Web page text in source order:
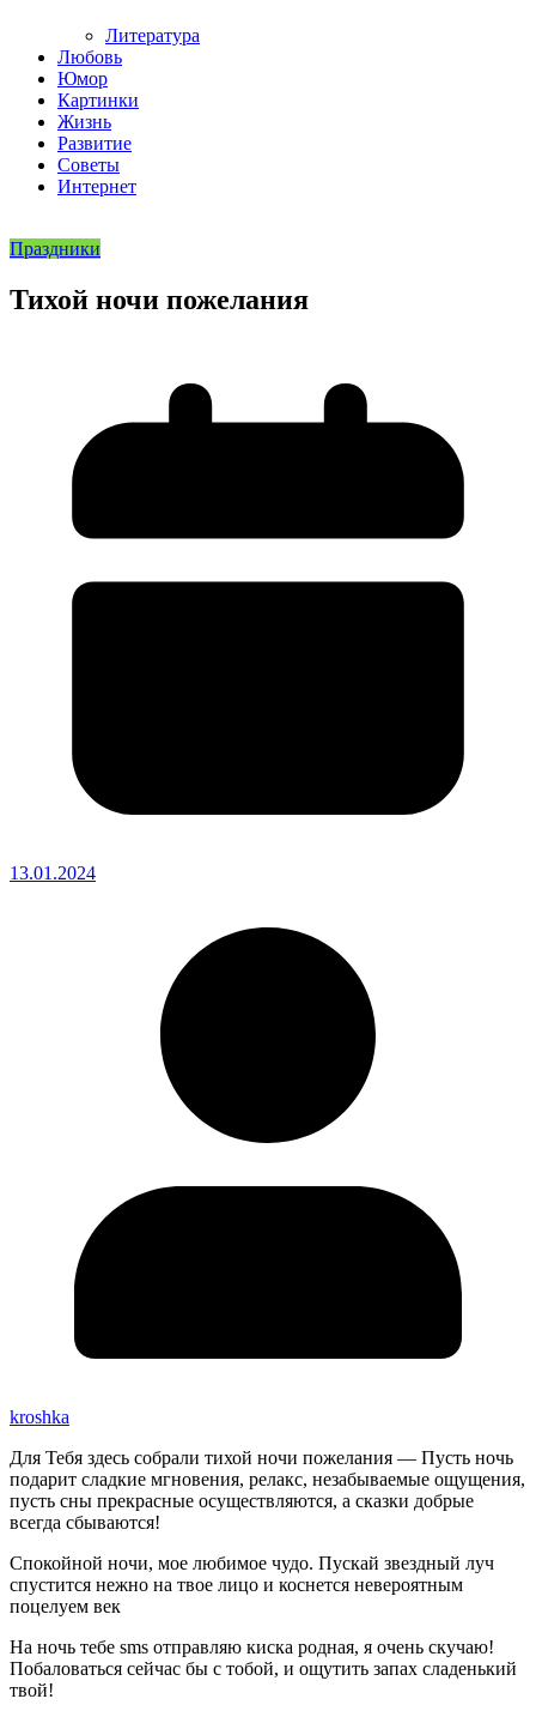
Литература
Любовь
Юмор
Картинки
Жизнь
Развитие
Советы
Интернет
Праздники
Тихой ночи пожелания
13.01.2024
kroshka
Для Тебя здесь собрали тихой ночи пожелания — Пусть ночь
подарит сладкие мгновения, релакс, незабываемые ощущения,
пусть сны прекрасные осуществляются, а сказки добрые
всегда сбываются!
Спокойной ночи, мое любимое чудо. Пускай звездный луч
спустится нежно на твое лицо и коснется невероятным
поцелуем век
На ночь тебе sms отправляю киска родная, я очень скучаю!
Побаловаться сейчас бы с тобой, и ощутить запах сладенький
твой!